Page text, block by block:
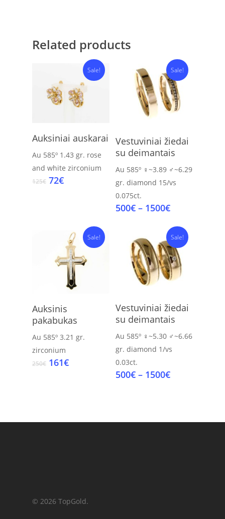
Related products
Sale!
Add To Cart
Auksiniai auskarai
Au 585º 1.43 gr. rose
and white zirconium
125€ Original
72€Current
Sale!
Select Options
Vestuviniai žiedai
su deimantais
Au 585º ♀~3.89 ♂~6.29
gr.diamond 15/vs
0.075ct.
500€ – 1500€Price
500€
through
1500€
Sale!
Add To Cart
Auksinis
pakabukas
Au 585º 3.21 gr.
zirconium
250€ Original
161€Current
Sale!
Select Options
Vestuviniai žiedai
su deimantais
Au 585º ♀~5.30 ♂~6.66
gr.diamond 1/vs
0.03ct.
500€ – 1500€Price
© 2026 TopGold.